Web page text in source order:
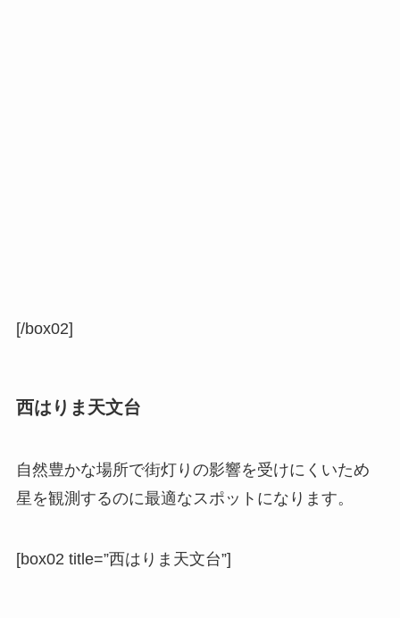
[/box02]
西はりま天文台
自然豊かな場所で街灯りの影響を受けにくいため
星を観測するのに最適なスポットになります。
[box02 title=”西はりま天文台”]